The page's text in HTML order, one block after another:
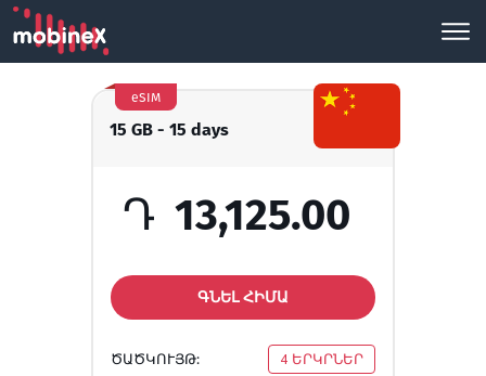
15 GB - 15 days
eSIM
Դ 13,125.00
ԳՆԵԼ ՀԻՄԱ
ԾԱԾԿՈՒՅԹ: 4 ԵՐԿՐՆԵՐ